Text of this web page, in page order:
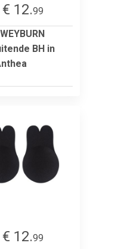
€ 12.99
BH in
€ 12.99